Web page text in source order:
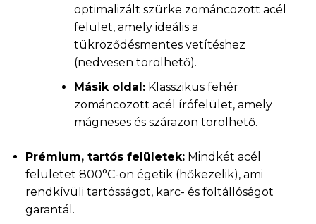
optimalizált szürke zománcozott acél
felület, amely ideális a
tükröződésmentes vetítéshez
(nedvesen törölhető).
Másik oldal:Klasszikus fehér
zománcozott acél írófelület, amely
mágneses és szárazon törölhető.
Prémium, tartós felületek:Mindkét acél
felületet 800°C-on égetik (hőkezelik), ami
rendkívüli tartósságot, karc- és foltállóságot
garantál.